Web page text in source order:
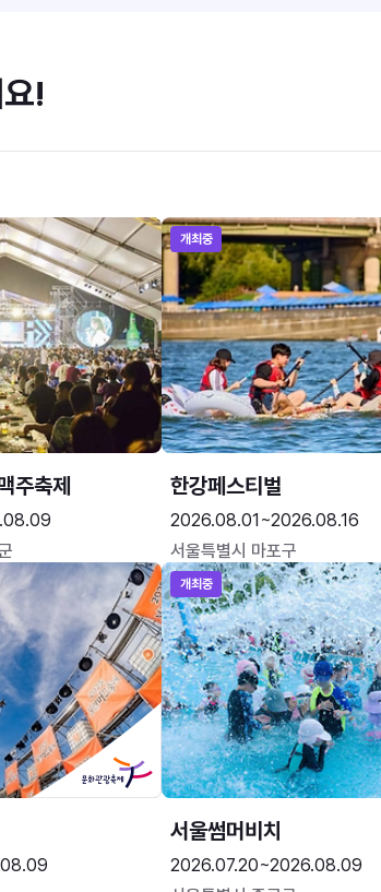
!
주축제
개최중
한강페스티벌
2026.08.01~2026.08.16
서울특별시 마포구
개최중
서울썸머비치
2026.07.20~2026.08.09